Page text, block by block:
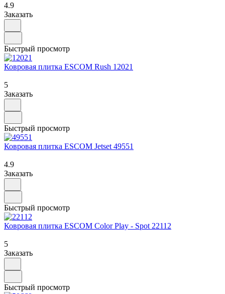
4.9
Заказать
Быстрый просмотр
Ковровая плитка ESCOM Rush 12021
5
Заказать
Быстрый просмотр
Ковровая плитка ESCOM Jetset 49551
4.9
Заказать
Быстрый просмотр
Ковровая плитка ESCOM Color Play - Spot 22112
5
Заказать
Быстрый просмотр